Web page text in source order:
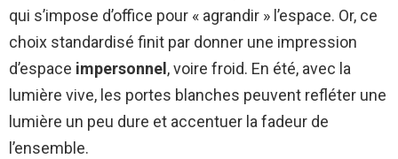
qui s’impose d’office pour « agrandir » l’espace. Or, ce
choix standardisé finit par donner une impression
d’espace impersonnel , voire froid. En été, avec la
lumière vive, les portes blanches peuvent refléter une
lumière un peu dure et accentuer la fadeur de
l’ensemble.